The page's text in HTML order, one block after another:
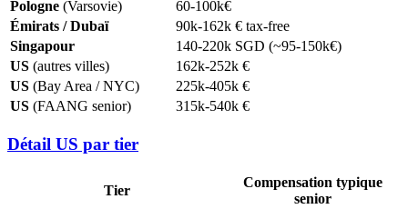
Pologne (Varsovie)
60-100k€
Émirats / Dubaï
90k-162k € tax-free
Singapour
140-220k SGD (~95-150k€)
US (autres villes)
162k-252k €
US (Bay Area / NYC)
225k-405k €
US (FAANG senior) 315k-540k €
Détail US par tier
Tier
Compensation typique
senior